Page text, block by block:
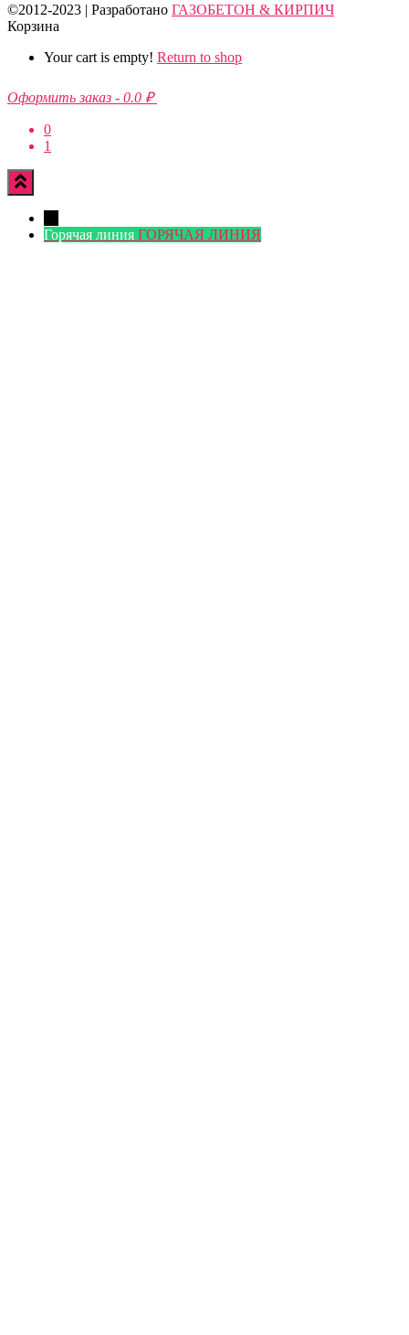
©2012-2023 | Разработано ГАЗОБЕТОН & КИРПИЧ
Корзина
Your cart is empty! Return to shop
Оформить заказ - 0.0 ₽
0
1
Горячая линия ГОРЯЧАЯ ЛИНИЯ